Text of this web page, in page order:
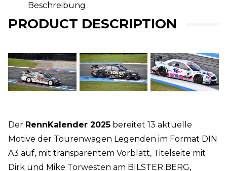
Beschreibung
PRODUCT DESCRIPTION
Der RennKalender 2025 bereitet 13 aktuelle
Motive der Tourenwagen Legenden im Format DIN
A3 auf, mit transparentem Vorblatt, Titelseite mit
Dirk und Mike Torwesten am BILSTER BERG,